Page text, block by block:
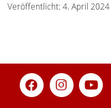
Veröffentlicht: 4. April 2024